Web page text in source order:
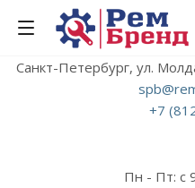
Санкт-Петербург, ул.
+7
Пн - Пт: с